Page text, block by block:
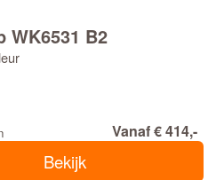
WK6531 B2
Vanaf € 414,-
Bekijk